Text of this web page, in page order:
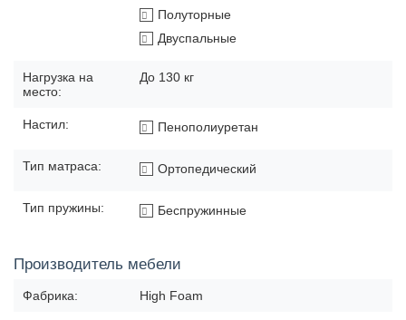
Полуторные
Двуспальные
Нагрузка на
место:
До 130 кг
Настил: Пенополиуретан
Тип матраса: Ортопедический
Тип пружины: Беспружинные
Производитель мебели
Фабрика: High Foam